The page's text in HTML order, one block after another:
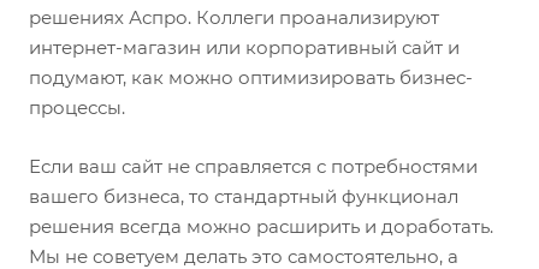
решениях Аспро. Коллеги проанализируют
интернет-магазин или корпоративный сайт и
подумают, как можно оптимизировать бизнес-
процессы.
Если ваш сайт не справляется с потребностями
вашего бизнеса, то стандартный функционал
решения всегда можно расширить и доработать.
Мы не советуем делать это самостоятельно, а